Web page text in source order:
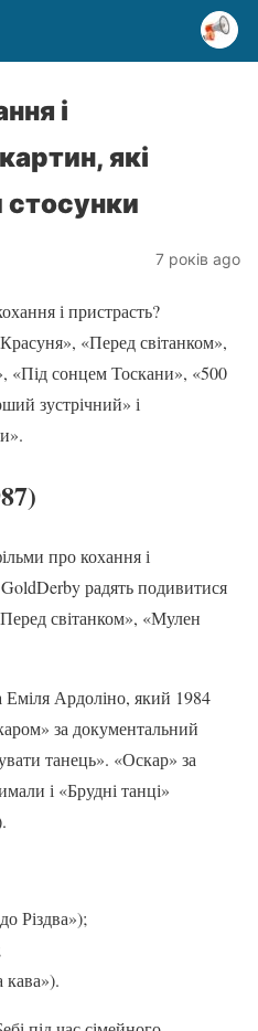
і
які
стосунки
7 років ago
і пристрасть?
«Перед світанком»,
«Під сонцем Тоскани», «500
зустрічний» і
про кохання і
радять подивитися
світанком», «Мулен
Ардоліно, який 1984
за документальний
танець». «Оскар» за
і «Брудні танці»
Різдва»);